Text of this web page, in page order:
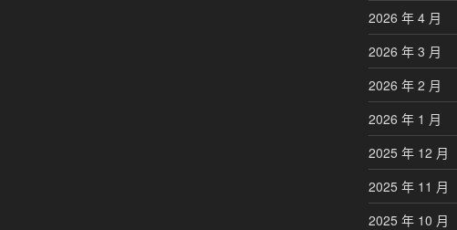
2026 年 4 月
2026 年 3 月
2026 年 2 月
2026 年 1 月
2025 年 12 月
2025 年 11 月
2025 年 10 月